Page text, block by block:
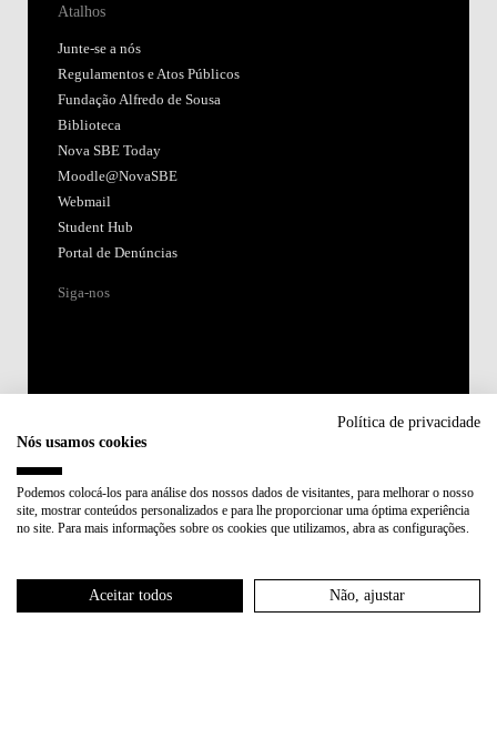
Atalhos
Junte-se a nós
Regulamentos e Atos Públicos
Fundação Alfredo de Sousa
Biblioteca
Nova SBE Today
Moodle@NovaSBE
Webmail
Student Hub
Portal de Denúncias
Siga-nos
Membro de:
Política de privacidade
Nós usamos cookies
Podemos colocá-los para análise dos nossos dados de visitantes, para melhorar o nosso
site, mostrar conteúdos personalizados e para lhe proporcionar uma óptima experiência
no site. Para mais informações sobre os cookies que utilizamos, abra as configurações.
Aceitar todos Não, ajustar